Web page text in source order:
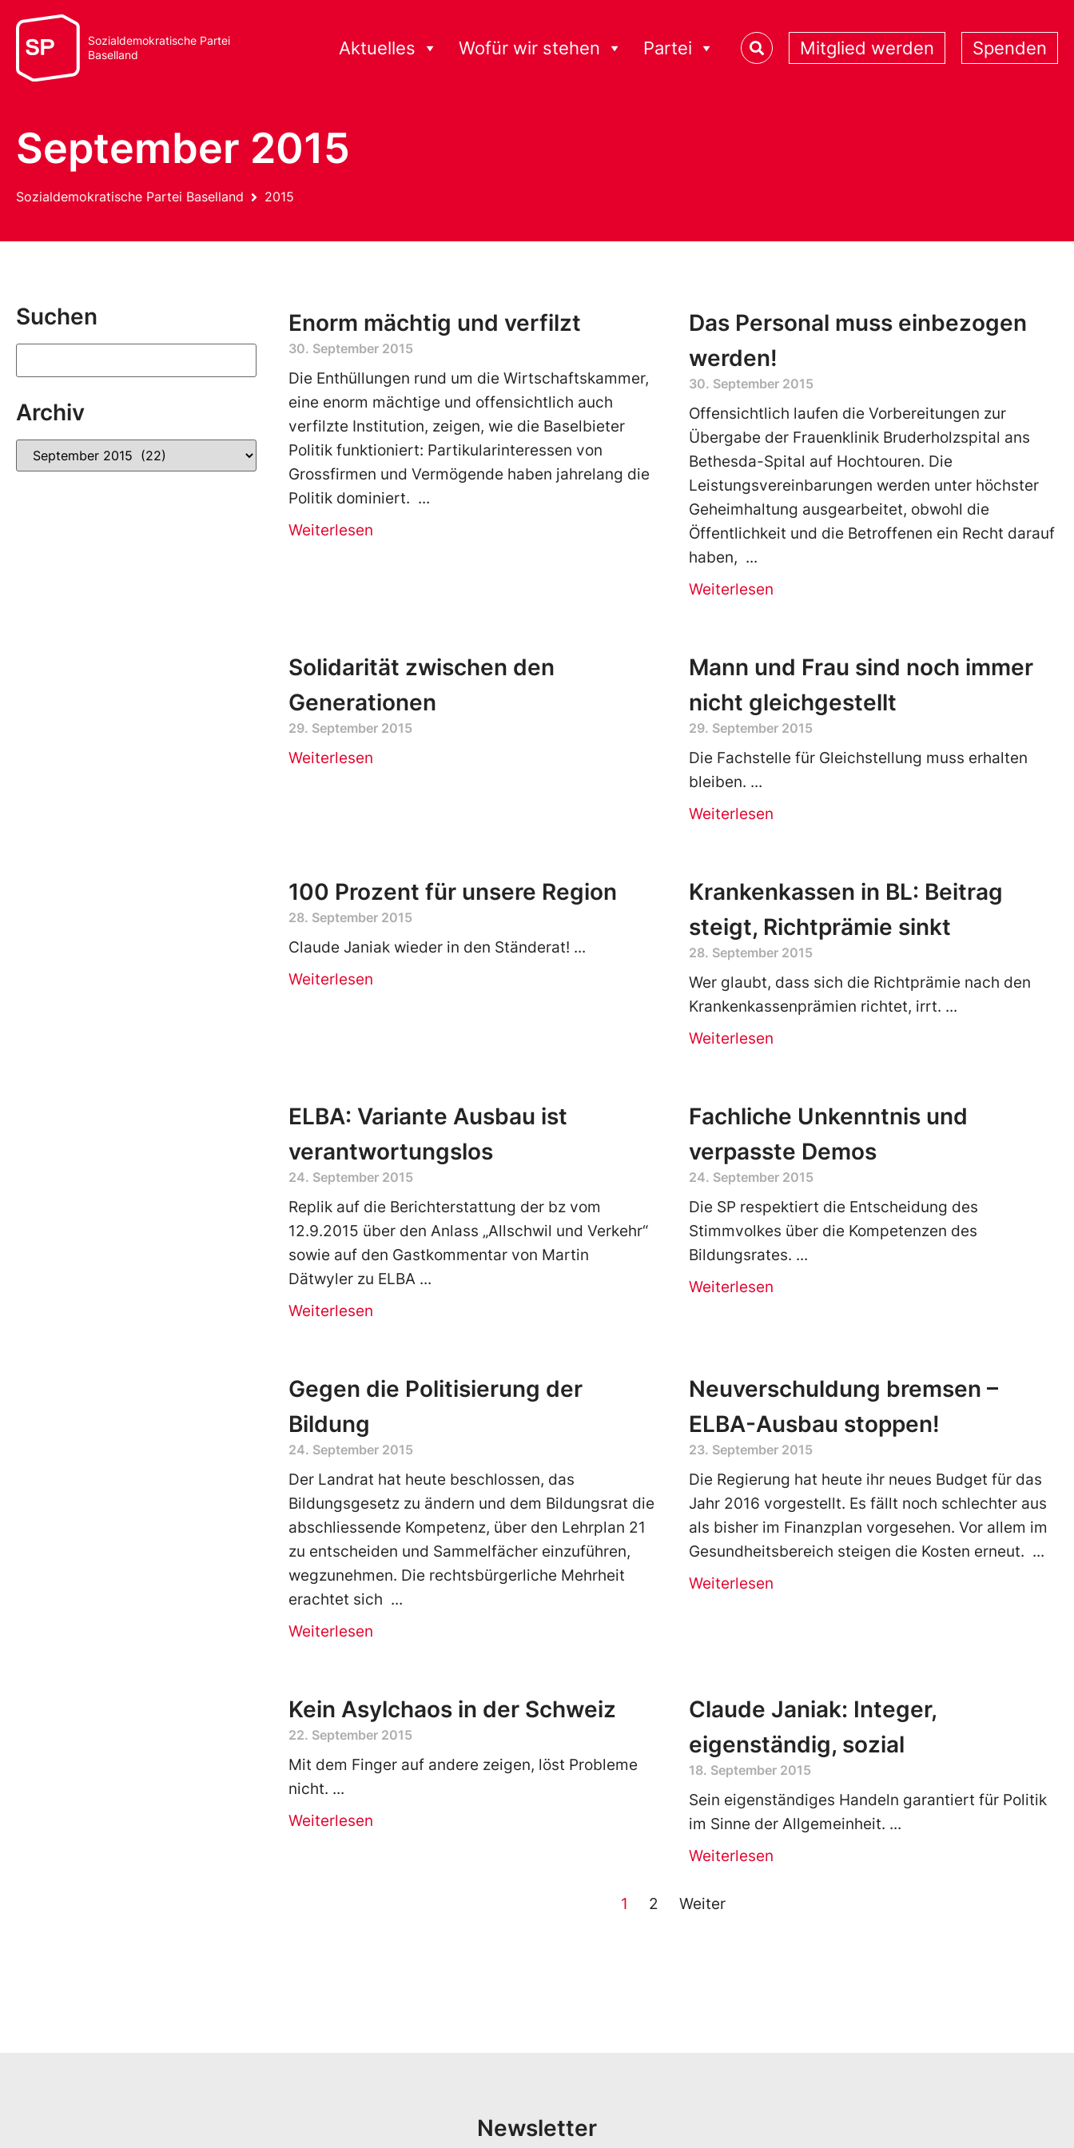
Sozialdemokratische Partei
Baselland
Aktuelles Wofür wir stehen Partei Mitglied werden Spenden
September 2015
Sozialdemokratische Partei Baselland 2015
Suchen
Archiv
Enorm mächtig und verfilzt
30. September 2015
Die Enthüllungen rund um die Wirtschaftskammer,
eine enorm mächtige und offensichtlich auch
verfilzte Institution, zeigen, wie die Baselbieter
Politik funktioniert: Partikularinteressen von
Grossfirmen und Vermögende haben jahrelang die
Politik dominiert.
Weiterlesen
Das Personal muss einbezogen
werden!
30. September 2015
Offensichtlich laufen die Vorbereitungen zur
Übergabe der Frauenklinik Bruderholzspital ans
Bethesda-Spital auf Hochtouren. Die
Leistungsvereinbarungen werden unter höchster
Geheimhaltung ausgearbeitet, obwohl die
Öffentlichkeit und die Betroffenen ein Recht darauf
haben,
Weiterlesen
Solidarität zwischen den
Generationen
29. September 2015
Weiterlesen
Mann und Frau sind noch immer
nicht gleichgestellt
29. September 2015
Die Fachstelle für Gleichstellung muss erhalten
bleiben.
Weiterlesen
100 Prozent für unsere Region
28. September 2015
Claude Janiak wieder in den Ständerat!
Weiterlesen
Krankenkassen in BL: Beitrag
steigt, Richtprämie sinkt
28. September 2015
Wer glaubt, dass sich die Richtprämie nach den
Krankenkassenprämien richtet, irrt.
Weiterlesen
ELBA: Variante Ausbau ist
verantwortungslos
24. September 2015
Replik auf die Berichterstattung der bz vom
12.9.2015 über den Anlass „Allschwil und Verkehr“
sowie auf den Gastkommentar von Martin
Dätwyler zu ELBA
Weiterlesen
Fachliche Unkenntnis und
verpasste Demos
24. September 2015
Die SP respektiert die Entscheidung des
Stimmvolkes über die Kompetenzen des
Bildungsrates.
Weiterlesen
Gegen die Politisierung der
Bildung
24. September 2015
Der Landrat hat heute beschlossen, das
Bildungsgesetz zu ändern und dem Bildungsrat die
abschliessende Kompetenz, über den Lehrplan 21
zu entscheiden und Sammelfächer einzuführen,
wegzunehmen. Die rechtsbürgerliche Mehrheit
erachtet sich
Weiterlesen
Neuverschuldung bremsen –
ELBA-Ausbau stoppen!
23. September 2015
Die Regierung hat heute ihr neues Budget für das
Jahr 2016 vorgestellt. Es fällt noch schlechter aus
als bisher im Finanzplan vorgesehen. Vor allem im
Gesundheitsbereich steigen die Kosten erneut.
Weiterlesen
Kein Asylchaos in der Schweiz
22. September 2015
Mit dem Finger auf andere zeigen, löst Probleme
nicht.
Weiterlesen
Claude Janiak: Integer,
eigenständig, sozial
18. September 2015
Sein eigenständiges Handeln garantiert für Politik
im Sinne der Allgemeinheit.
Weiterlesen
1 2 Weiter
Newsletter